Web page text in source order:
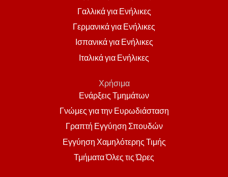
Γαλλικά για Ενήλικες
Γερμανικά για Ενήλικες
Ισπανικά για Ενήλικες
Ιταλικά για Ενήλικες
Χρήσιμα
Ενάρξεις Τμημάτων
Γνώμες για την Ευρωδιάσταση
Γραπτή Εγγύηση Σπουδών
Εγγύηση Χαμηλότερης Τιμής
Τμήματα Όλες τις Ώρες